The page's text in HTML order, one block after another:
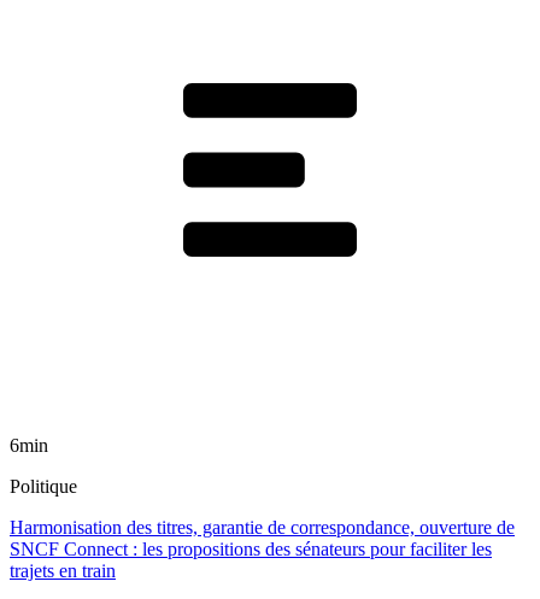
6min
Politique
Harmonisation des titres, garantie de correspondance, ouverture de
SNCF Connect : les propositions des sénateurs pour faciliter les
trajets en train